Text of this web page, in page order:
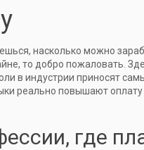
насколько можно
то добро пожаловать.
в индустрии приносят
реально повышают оплату
где